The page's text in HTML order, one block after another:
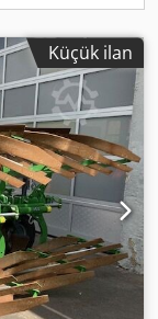
Küçük ilan